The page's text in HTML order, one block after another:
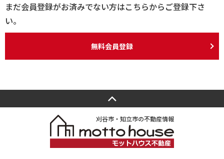
まだ会員登録がお済みでない方はこちらからご登録下さ
い。
無料会員登録
刈谷市・知立市の不動産情報